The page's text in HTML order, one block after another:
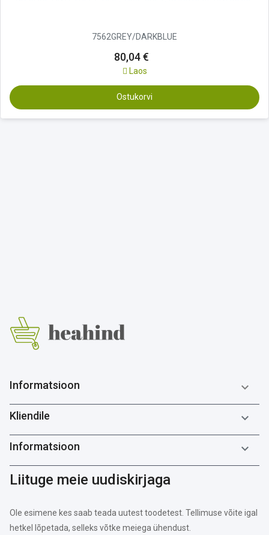
7562GREY/DARKBLUE
80,04 €
Laos
Ostukorvi
Informatsioon 
Kliendile 
Informatsioon 
Liituge meie uudiskirjaga
Ole esimene kes saab teada uutest toodetest. Tellimuse võite igal
hetkel lõpetada, selleks võtke meiega ühendust.